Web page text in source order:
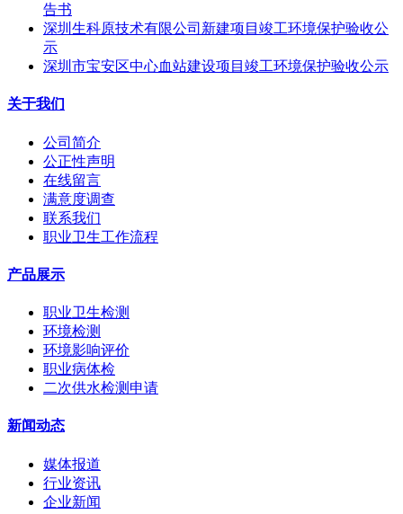
告书
深圳生科原技术有限公司新建项目竣工环境保护验收公
示
深圳市宝安区中心血站建设项目竣工环境保护验收公示
关于我们
公司简介
公正性声明
在线留言
满意度调查
联系我们
职业卫生工作流程
产品展示
职业卫生检测
环境检测
环境影响评价
职业病体检
二次供水检测申请
新闻动态
媒体报道
行业资讯
企业新闻